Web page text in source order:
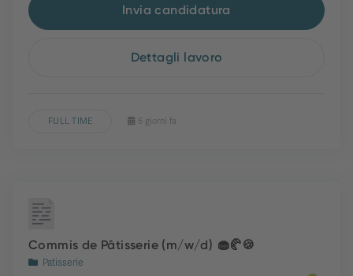
Invia candidatura
Dettagli lavoro
FULL TIME 6 giorni fa
Commis de Pâtisserie (m/w/d) 🧁🥐🍪
Patisserie